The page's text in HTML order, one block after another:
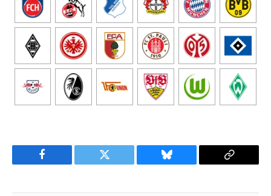
Facebook Twitter Bluesky
Copy